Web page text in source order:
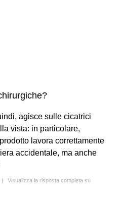
agisce sulle cicatrici
vista: in particolare,
lavora correttamente
accidentale, ma anche
| Visualizza la risposta completa su